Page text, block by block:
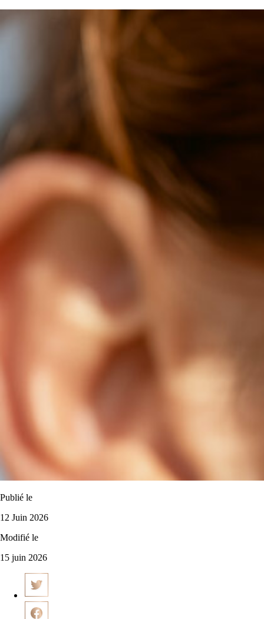
Publié le
12 Juin 2026
Modifié le
15 juin 2026